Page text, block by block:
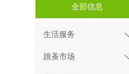
全部信息
生活服务
跳蚤市场